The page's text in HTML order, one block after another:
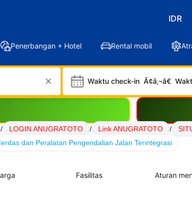
IDR
Penerbangan + Hotel Rental mobil
Waktu check-in Ã¢â‚¬â€
/ LOGIN ANUGRATOTO / Link ANUGRATOTO /
dan Peralatan Pengendalian Jalan Terintegrasi
Fasilitas Aturan